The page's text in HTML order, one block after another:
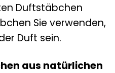
Duftstäbchen
Sie verwenden,
Duft sein.
aus natürlichen